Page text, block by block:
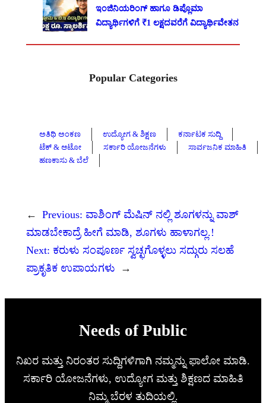
ಇಂಜಿನಿಯರಿಂಗ್ ಹಾಗೂ ಡಿಪ್ಲೊಮಾ
ವಿದ್ಯಾರ್ಥಿಗಳಿಗೆ ₹1 ಲಕ್ಷದವರೆಗೆ ವಿದ್ಯಾರ್ಥಿವೇತನ
Popular Categories
ಅತಿಥಿ ಅಂಕಣ ಉದ್ಯೋಗ & ಶಿಕ್ಷಣ
ಕರ್ನಾಟಕ ಸುದ್ದಿ
ಟೆಕ್ & ಆಟೋ
ಸರ್ಕಾರಿ ಯೋಜನೆಗಳು
ಸಾರ್ವಜನಿಕ ಮಾಹಿತಿ
ಹಣಕಾಸು & ಬೆಲೆ
← Previous: ವಾಶಿಂಗ್ ಮೆಷಿನ್ ನಲ್ಲಿ ಶೂಗಳನ್ನು ವಾಶ್​
ಮಾಡಬೇಕಾದ್ರೆ ಹೀಗೆ ಮಾಡಿ, ಶೂಗಳು ಹಾಳಾಗಲ್ಲ.!
Next: ಕರುಳು ಸಂಪೂರ್ಣ ಸ್ವಚ್ಛಗೊಳ್ಳಲು ಸದ್ಗುರು ಸಲಹೆ
ಪ್ರಾಕೃತಿಕ ಉಪಾಯಗಳು
→
Needs of Public
ನಿಖರ ಮತ್ತು ನಿರಂತರ ಸುದ್ದಿಗಳಿಗಾಗಿ ನಮ್ಮನ್ನು ಫಾಲೋ ಮಾಡಿ.
ಸರ್ಕಾರಿ ಯೋಜನೆಗಳು, ಉದ್ಯೋಗ ಮತ್ತು ಶಿಕ್ಷಣದ ಮಾಹಿತಿ
ನಿಮ್ಮ ಬೆರಳ ತುದಿಯಲ್ಲಿ.